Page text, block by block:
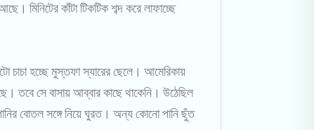
মিনিটের কাঁটা টিকটিক শব্দ করে লাফাচ্ছে
চাচা হচ্ছে মুস্তফা স্যারের ছেলে। আমেরিকায়
তবে সে বাসায় আব্বার কাছে থাকেনি। উঠেছিল
বোতল সঙ্গে নিয়ে ঘুরত। অন্য কোনো পানি ছুঁত